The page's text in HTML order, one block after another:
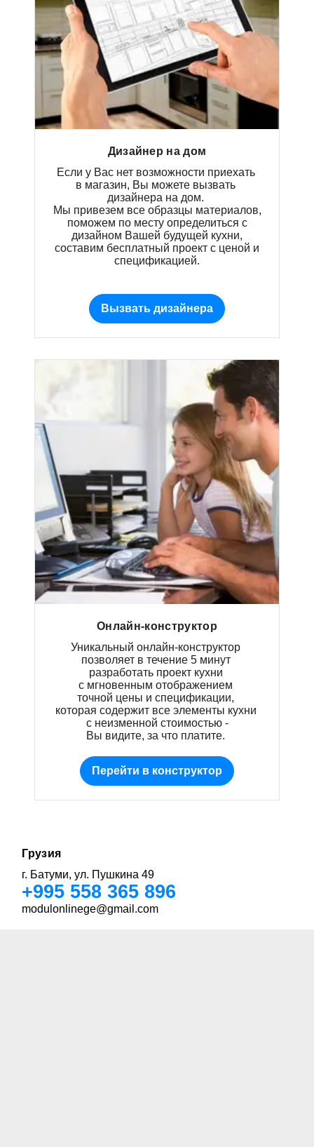
Дизайнер на дом
Если у Вас нет возможности приехать
в магазин, Вы можете вызвать
дизайнера на дом.
Мы привезем все образцы материалов,
поможем по месту определиться с
дизайном Вашей будущей кухни,
составим бесплатный проект с ценой и
спецификацией.
Вызвать дизайнера
Онлайн-конструктор
Уникальный онлайн-конструктор
позволяет в течение 5 минут
разработать проект кухни
с мгновенным отображением
точной цены и спецификации,
которая содержит все элементы кухни
с неизменной стоимостью -
Вы видите, за что платите.
Перейти в конструктор
Грузия
г. Батуми, ул. Пушкина 49
+995 558 365 896
modulonlinege@gmail.com